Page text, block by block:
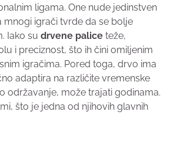
ligama. One nude jedinstven
mnogi igrači tvrde da se bolje
Iako su drvene palice teže,
i preciznost, što ih čini omiljenim
igračima. Pored toga, drvo ima
adaptira na različite vremenske
održavanje, može trajati godinama.
što je jedna od njihovih glavnih